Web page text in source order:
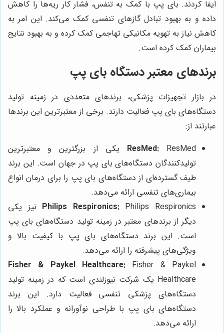
ایفا کردند. بای پپ با کمک به تنفس، فشار کار ریه‌ها را کاهش
داده و به بهبود تبادل گازهای تنفسی کمک می‌کند. این امر به
کاهش نیاز به تهویه مکانیکی تهاجمی کمک کرده و به بهبود نتایج
بیماران کمک کرده است.
برندهای معتبر دستگاه بای پپ
در بازار تجهیزات پزشکی، برندهای متعددی در زمینه تولید
دستگاه‌های بای پپ فعالیت دارند. برخی از معتبرترین این برندها
عبارتند از:
ResMed: ResMed یکی از بزرگترین و معتبرترین
تولیدکنندگان دستگاه‌های بای پپ در جهان است. این برند
طیف گسترده‌ای از دستگاه‌های بای پپ را برای درمان انواع
بیماری‌های تنفسی ارائه می‌دهد.
Philips Respironics: Philips Respironics نیز یکی
دیگر از برندهای معتبر در زمینه تولید دستگاه‌های بای پپ
است. این برند دستگاه‌های بای پپ با کیفیت بالا و
ویژگی‌های پیشرفته را ارائه می‌دهد.
Fisher & Paykel Healthcare: Fisher & Paykel
Healthcare یک شرکت نیوزلندی است که در زمینه تولید
دستگاه‌های پزشکی تنفسی فعالیت دارد. این برند
دستگاه‌های بای پپ با طراحی نوآورانه و عملکرد بالا را
ارائه می‌دهد.